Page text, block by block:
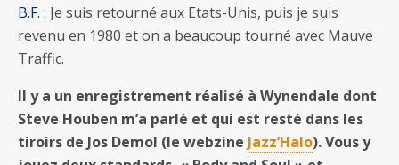
B.F. : Je suis retourné aux Etats-Unis, puis je suis
revenu en 1980 et on a beaucoup tourné avec Mauve
Traffic.
Il y a un enregistrement réalisé à Wynendale dont
Steve Houben m’a parlé et qui est resté dans les
tiroirs de Jos Demol (le webzine Jazz’Halo). Vous y